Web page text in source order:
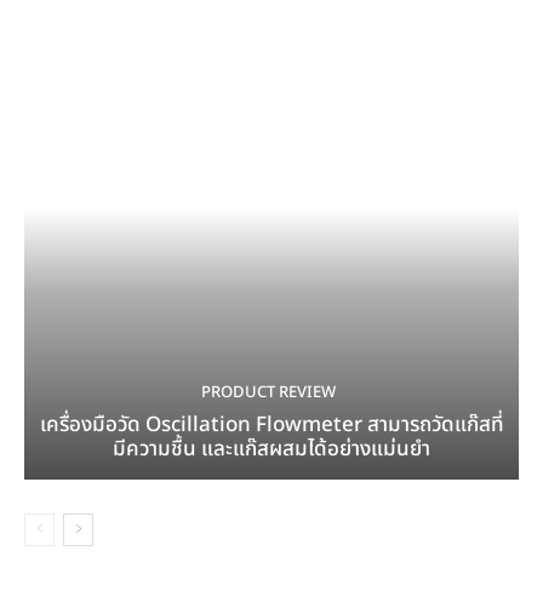
PRODUCT REVIEW
เครื่องมือวัด Oscillation Flowmeter สามารถวัดแก๊สที่
มีความชื้น และแก๊สผสมได้อย่างแม่นยำ